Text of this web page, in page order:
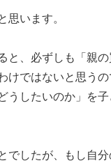
います。
、必ずしも「親
ではないと思うの
うしたいのか」を
でしたが、もし自